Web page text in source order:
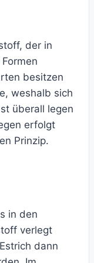
der in
besitzen
weshalb sich
überall legen
erfolgt
Prinzip.
in den
verlegt
dann